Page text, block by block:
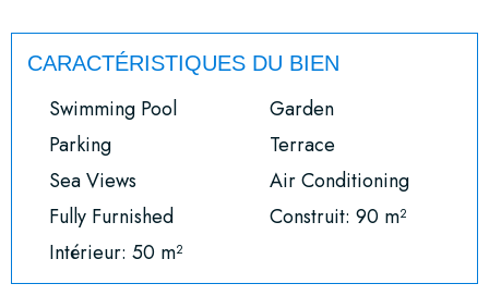
CARACTÉRISTIQUES DU BIEN
Swimming Pool
Garden
Parking
Terrace
Sea Views
Air Conditioning
Fully Furnished
Construit: 90 m²
Intérieur: 50 m²